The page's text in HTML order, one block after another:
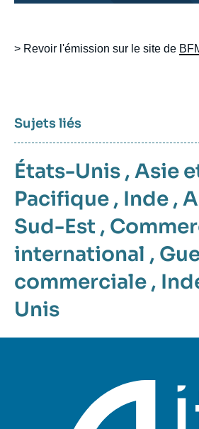
body
> Revoir l'émission sur le site de
Sujets liés
États-Unis , Asie
Pacifique , Inde ,
Sud-Est ,
international ,
commerciale ,
Unis